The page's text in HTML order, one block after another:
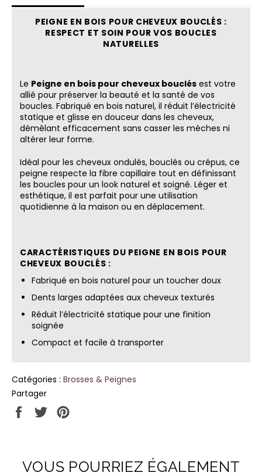
PEIGNE EN BOIS POUR CHEVEUX BOUCLÉS :
RESPECT ET SOIN POUR VOS BOUCLES
NATURELLES
Le Peigne en bois pour cheveux bouclés est votre
allié pour préserver la beauté et la santé de vos
boucles. Fabriqué en bois naturel, il réduit l’électricité
statique et glisse en douceur dans les cheveux,
démêlant efficacement sans casser les mèches ni
altérer leur forme.
Idéal pour les cheveux ondulés, bouclés ou crépus, ce
peigne respecte la fibre capillaire tout en définissant
les boucles pour un look naturel et soigné. Léger et
esthétique, il est parfait pour une utilisation
quotidienne à la maison ou en déplacement.
CARACTÉRISTIQUES DU PEIGNE EN BOIS POUR
CHEVEUX BOUCLÉS :
Fabriqué en bois naturel pour un toucher doux
Dents larges adaptées aux cheveux texturés
Réduit l’électricité statique pour une finition
soignée
Compact et facile à transporter
Catégories : Brosses & Peignes
Partager
Partager
sur
Tweeter
sur
VOUS POURRIEZ ÉGALEMENT